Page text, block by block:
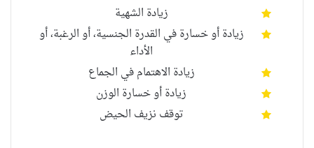
زيادة الشهية
زيادة أو خسارة في القدرة الجنسية، أو الرغبة، أو
الأداء
زيادة الاهتمام في الجماع
زيادة أو خسارة الوزن
توقف نزيف الحيض